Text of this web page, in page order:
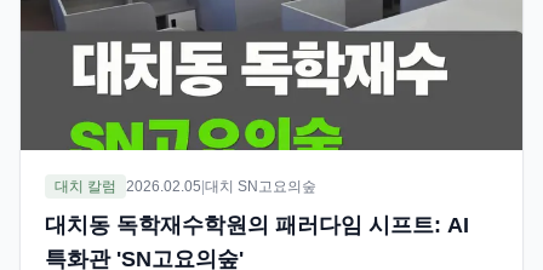
대치 칼럼 2026.02.05 대치 SN고요의숲
대치동 독학재수학원의 패러다임 시프트: AI
특화관 'SN고요의숲'